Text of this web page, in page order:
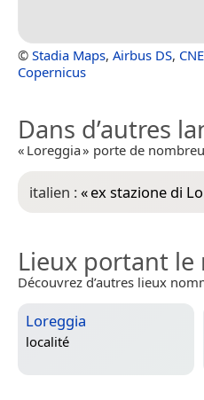
© Stadia Maps, Airbus DS,
Copernicus
Dans d’autres
« Loreggia » porte de
italien :«ex stazione di
Lieux portant le
Découvrez d’autres lieux
Loreggia
localité